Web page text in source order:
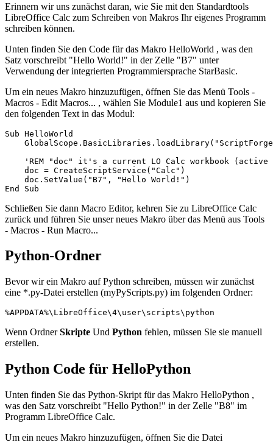
Erinnern wir uns zunächst daran, wie Sie mit den Standardtools
LibreOffice Calc zum Schreiben von Makros Ihr eigenes Programm
schreiben können.
Unten finden Sie den Code für das Makro HelloWorld , was den
Satz vorschreibt "Hello World!" in der Zelle "B7" unter
Verwendung der integrierten Programmiersprache StarBasic.
Um ein neues Makro hinzuzufügen, öffnen Sie das Menü Tools -
Macros - Edit Macros... , wählen Sie Module1 aus und kopieren Sie
den folgenden Text in das Modul:
Sub HelloWorld
'REM "doc" it's a current LO Calc workbook (active
    doc = CreateScriptService("Calc")
    doc.SetValue("B7", "Hello World!")
Schließen Sie dann Macro Editor, kehren Sie zu LibreOffice Calc
zurück und führen Sie unser neues Makro über das Menü aus Tools
- Macros - Run Macro...
Python-Ordner
Bevor wir ein Makro auf Python schreiben, müssen wir zunächst
eine *.py-Datei erstellen (myPyScripts.py) im folgenden Ordner:
Wenn OrdnerSkripte Und Python fehlen, müssen Sie sie manuell
erstellen.
Python Code für HelloPython
Unten finden Sie das Python-Skript für das Makro HelloPython ,
was den Satz vorschreibt "Hello Python!" in der Zelle "B8" im
Programm LibreOffice Calc.
Um ein neues Makro hinzuzufügen, öffnen Sie die Datei